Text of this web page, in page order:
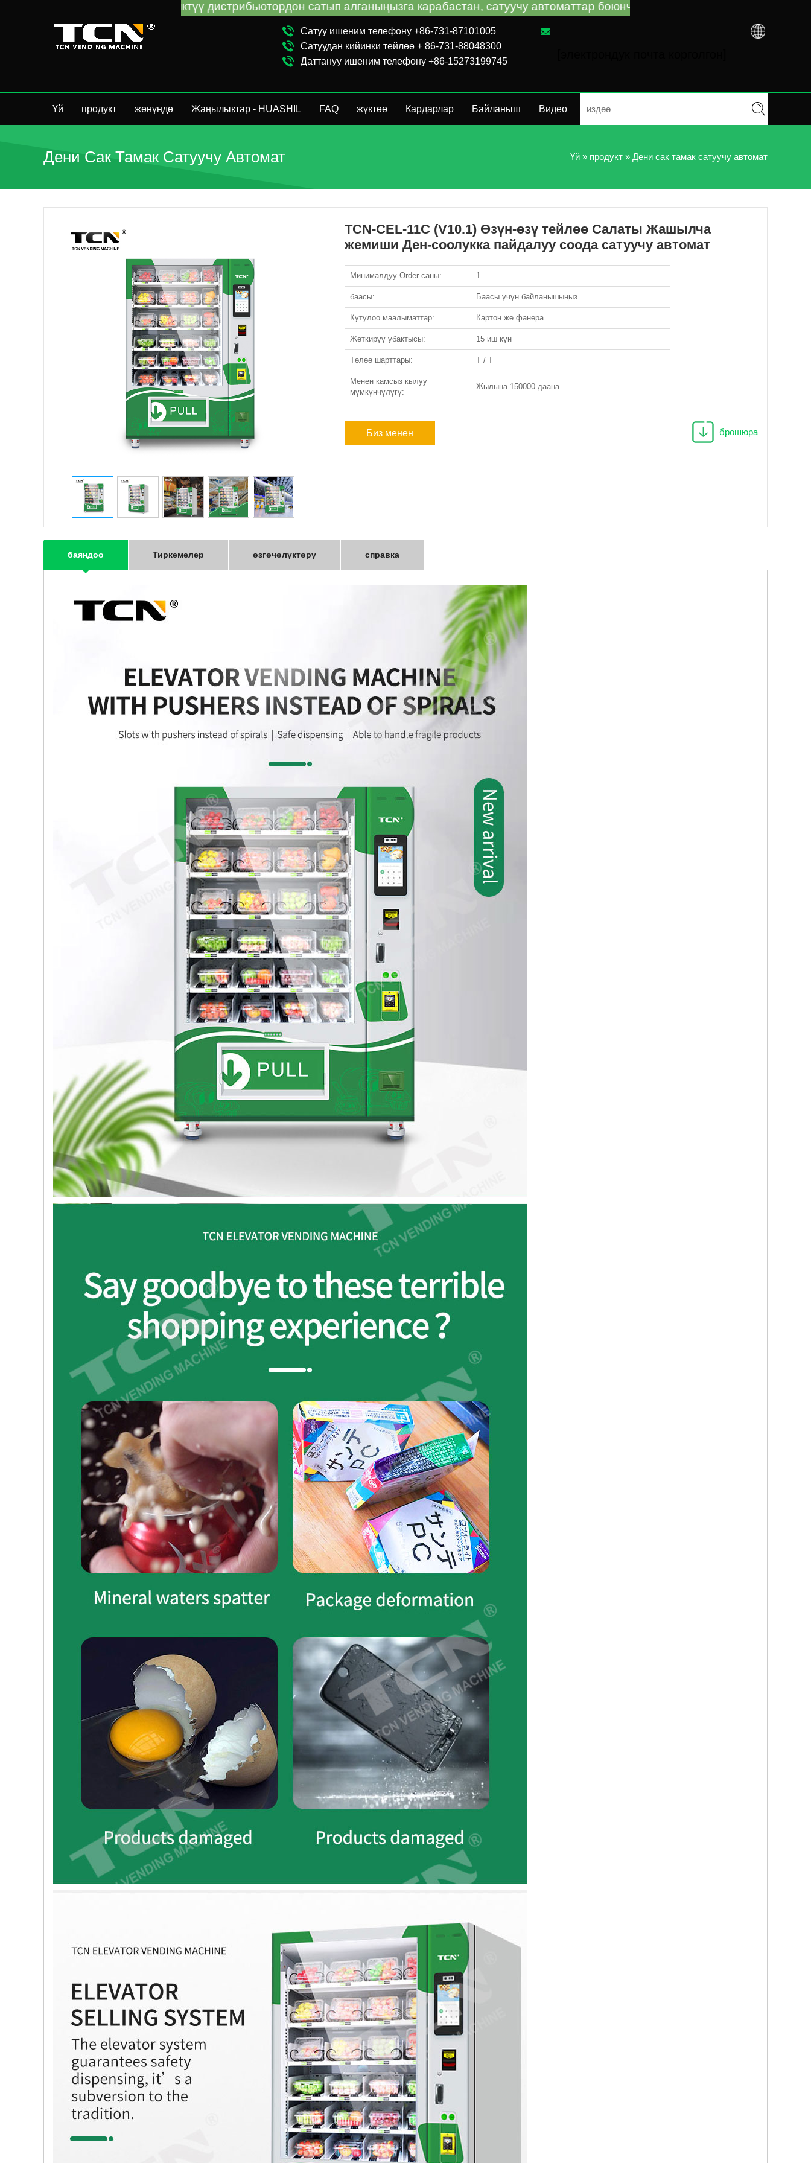
Сатуу ишеним телефону +86-731-87101005
Сатуудан кийинки тейлөө + 86-731-88048300
Даттануу ишеним телефону +86-15273199745
Үй продукт жөнүндө Жаңылыктар - HUASHIL FAQ жүктөө Кардарлар Байланыш Видео
Дени Сак Тамак Сатуучу Автомат Үй » продукт » Дени сак тамак сатуучу автомат
TCN-CEL-11C (V10.1) Өзүн-өзү тейлөө Салаты Жашылча
жемиши Ден-соолукка пайдалуу соода сатуучу автомат
Минималдуу Order саны: 1
баасы: Баасы үчүн байланышыңыз
Кутулоо маалыматтар: Картон же фанера
Жеткирүү убактысы: 15 иш күн
Төлөө шарттары: T / T
Менен камсыз кылуу
мүмкүнчүлүгү:
Жылына 150000 даана
Биз менен брошюра
баяндоо Тиркемелер өзгөчөлүктөрү справка
же жергиликтүү дистрибьютордон сатып алганыңызга карабастан, сатуучу автоматтар боюнча жетекчилик жана көйгөйлөрдү чечүү үчүн